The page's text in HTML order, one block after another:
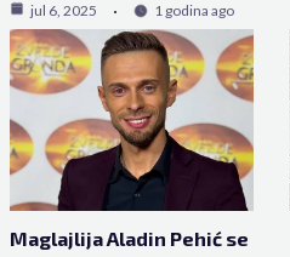
jul 6, 2025 1 godina ago
Maglajlija Aladin Pehić se